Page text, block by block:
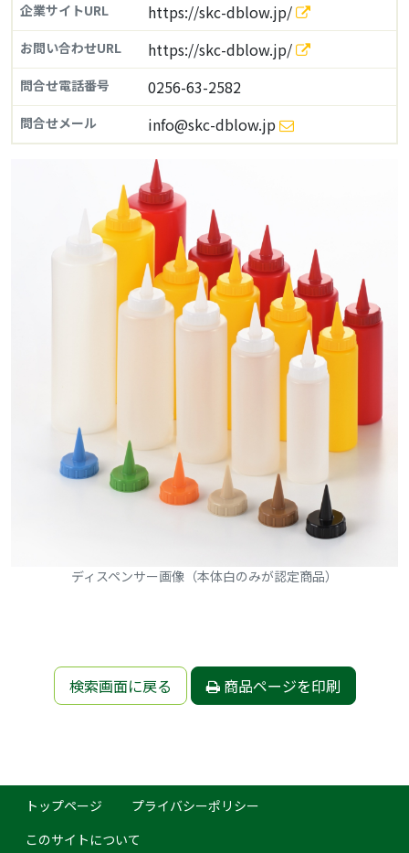
企業サイトURL https://skc-dblow.jp/
お問い合わせURL https://skc-dblow.jp/
問合せ電話番号 0256-63-2582
問合せメール info@skc-dblow.jp
ディスペンサー画像（本体白のみが認定商品）
検索画面に戻る 商品ページを印刷
トップページ
プライバシーポリシー
このサイトについて